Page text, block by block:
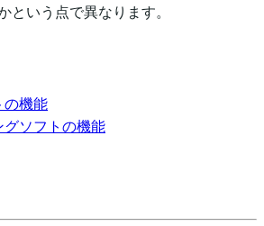
という点で異なります。
の機能
ソフトの機能